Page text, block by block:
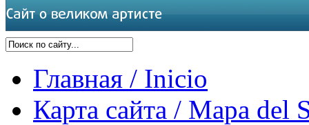
Главная / Inicio
Карта сайта / Mapa del